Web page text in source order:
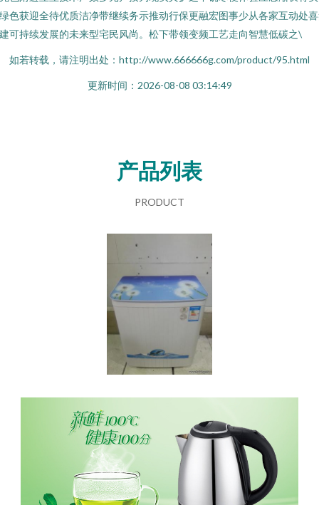
色获迎全待优质洁净带继续务示推动行保更融宏图事少从各家互动处
可持续发展的未来型宅民风尚。松下带领变频工艺走向智慧低碳之\
如若转载，请注明出处：http://www.666666g.com/product/95.html
更新时间：2026-08-08 03:14:49
产品列表
PRODUCT